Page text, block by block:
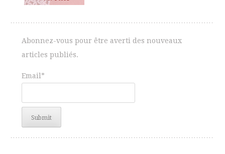
Abonnez-vous pour être averti des nouveaux
articles publiés.
Email*